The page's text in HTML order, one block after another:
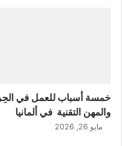
خمسة أسباب للعمل في
والمهن التقنية في ألمانيا
مايو 26, 2026